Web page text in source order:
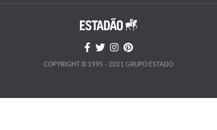
COPYRIGHT © 1995 - 2021 GRUPO ESTADO